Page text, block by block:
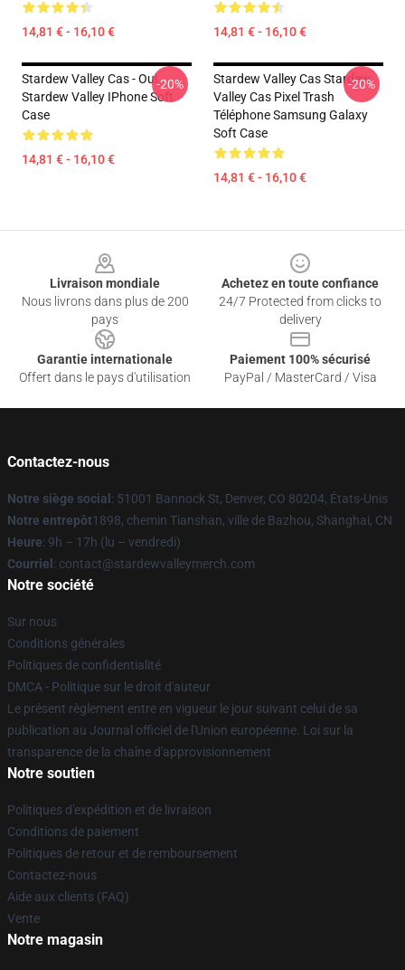
14,81 € - 16,10 € 14,81 € - 16,10 €
Stardew Valley Cas - Oui.
Stardew Valley IPhone Soft
Case
14,81 € - 16,10 €
-20%
Stardew Valley Cas Stardew
Valley Cas Pixel Trash
Téléphone Samsung Galaxy
Soft Case
14,81 € - 16,10 €
-20%
Livraison mondiale
Nous livrons dans plus de 200
pays
Achetez en toute confiance
24/7 Protected from clicks to
delivery
Garantie internationale
Offert dans le pays d'utilisation
Paiement 100% sécurisé
PayPal / MasterCard / Visa
Contactez-nous
Notre siège social : 51001 Bannock St, Denver, CO 80204, États-Unis
Notre entrepôt1898, chemin Tianshan, ville de Bazhou, Shanghai, CN
Heure: 9h – 17h (lu – vendredi)
Courriel : contact@stardewvalleymerch.com
Notre société
Sur nous
Conditions générales
Politiques de confidentialité
DMCA - Politique sur le droit d'auteur
Le présent règlement entre en vigueur le jour suivant celui de sa
publication au Journal officiel de l'Union européenne. Loi sur la
transparence de la chaîne d'approvisionnement
Notre soutien
Politiques d'expédition et de livraison
Conditions de paiement
Politiques de retour et de remboursement
Contactez-nous
Aide aux clients (FAQ)
Vente
Notre magasin